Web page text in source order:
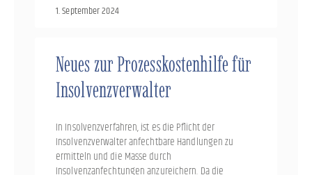
1. September 2024
Neues zur Prozesskostenhilfe für
Insolvenzverwalter
In Insolvenzverfahren, ist es die Pflicht der
Insolvenzverwalter anfechtbare Handlungen zu
ermitteln und die Masse durch
Insolvenzanfechtungen anzureichern. Da die